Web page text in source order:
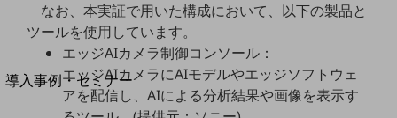
別ウィンドウで開きます
サービスをご利用中のお客さま
導入事例・セミナー
導入事例TOP
なお、本実証で用いた構成において、以下の製品と
ツールを使用しています。
エッジAIカメラ制御コンソール：
エッジAIカメラにAIモデルやエッジソフトウェ
アを配信し、AIによる分析結果や画像を表示す